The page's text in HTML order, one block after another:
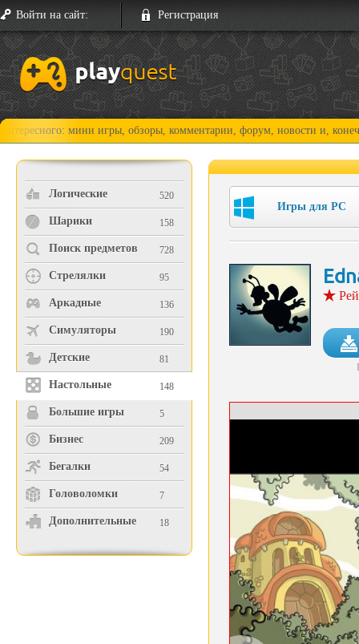
Войти на сайт: Регистрация
мини игры, обзоры, комментарии, форум, новости и, конечно,
Логические 520
Шарики 158
Поиск предметов 728
Стрелялки 95
Аркадные 136
Симуляторы 190
Детские 81
Настольные 148
Большие игры 5
Бизнес 209
Бегалки 54
Головоломки 7
Дополнительные 18
Игры для PC